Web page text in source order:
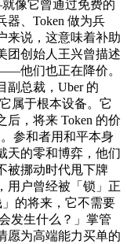
像它曾通过免费的
器、Token 做为兵
来说，这意味着补助
团创始人王兴曾描述
他们也正在降价。
副总裁，Uber 的
属于根本设备。它
后，将来 Token 的价
参和者用和平本身
的零和博弈，他们
被挪动时代甩下牌
用户曾经被「锁」正
的将来，它不需要
发生什么？」掌管
愿为高端能力买单的